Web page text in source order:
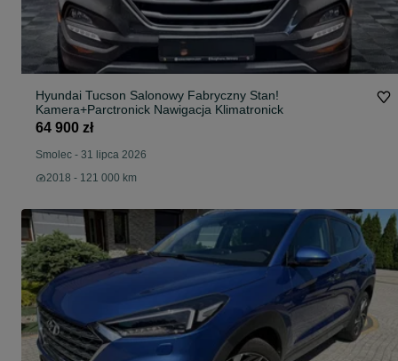
Hyundai Tucson Salonowy Fabryczny Stan!
Kamera+Parctronick Nawigacja Klimatronick
64 900 zł
Smolec - 31 lipca 2026
2018 - 121 000 km